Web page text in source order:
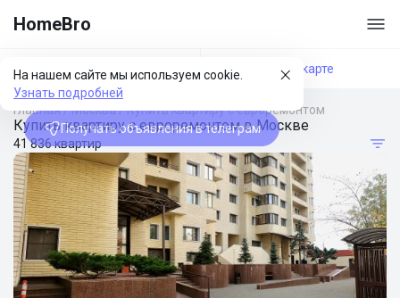
HomeBro
На нашем сайте мы используем cookie.
Узнать подробней
Получать объявления в телеграм
Фильтры На карте
Главная/Москва/Купить квартиру с евроремонтом
Купить квартиру с евроремонтом в Москве
41 836 квартир